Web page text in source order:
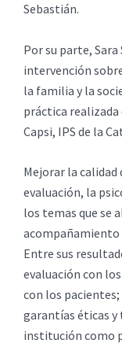
Sebastián.
Por su parte,
intervención
la familia y la
práctica
Capsi, IPS de la
Mejorar la calidad
evaluación, la
los temas que se
acompañamiento
Entre sus
evaluación con
con los
garantías éticas
institución como